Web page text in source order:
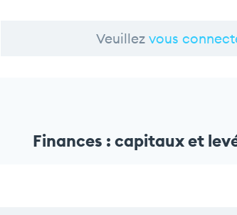
Veuillezvous
Finances : capitaux et